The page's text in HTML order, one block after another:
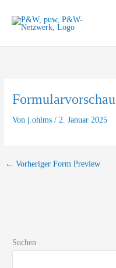
Inhalt
springen
Formularvorschau
Vonj.ohlms/2. Januar 2025
← Vorheriger Form Preview
Suchen